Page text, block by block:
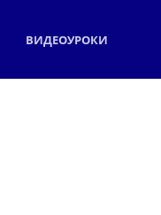
ВИДЕОУРОКИ